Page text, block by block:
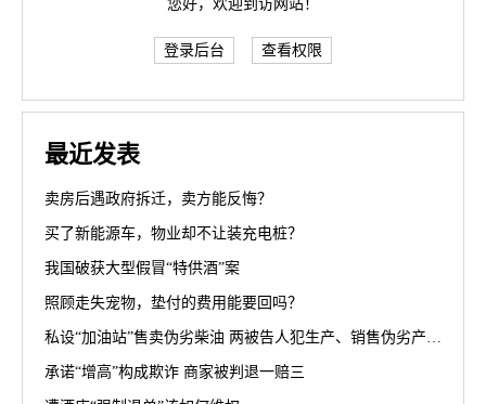
您好，欢迎到访网站！
登录后台 查看权限
最近发表
卖房后遇政府拆迁，卖方能反悔？
买了新能源车，物业却不让装充电桩？
我国破获大型假冒“特供酒”案
照顾走失宠物，垫付的费用能要回吗？
私设“加油站”售卖伪劣柴油 两被告人犯生产、销售伪劣产品罪获刑罚
承诺“增高”构成欺诈 商家被判退一赔三